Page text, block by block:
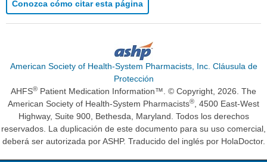
Conozca cómo citar esta página
American Society of Health-System Pharmacists, Inc. Cláusula de
Protección
AHFS® Patient Medication Information™. © Copyright, 2026. The
American Society of Health-System Pharmacists®, 4500 East-West
Highway, Suite 900, Bethesda, Maryland. Todos los derechos
reservados. La duplicación de este documento para su uso comercial,
deberá ser autorizada por ASHP. Traducido del inglés por HolaDoctor.